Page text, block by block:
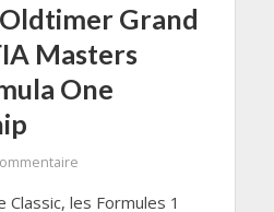
Grand
Masters
One
Classic, les Formules 1